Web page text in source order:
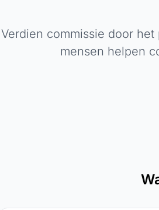
Verdien commissie door
mensen helpen